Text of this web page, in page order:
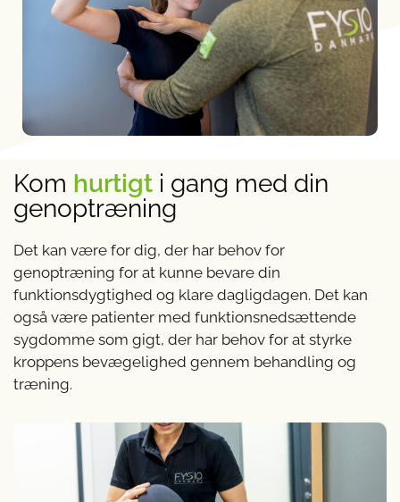
Kom hurtigt i gang med din
genoptræning
Det kan være for dig, der har behov for
genoptræning for at kunne bevare din
funktionsdygtighed og klare dagligdagen. Det kan
også være patienter med funktionsnedsættende
sygdomme som gigt, der har behov for at styrke
kroppens bevægelighed gennem behandling og
træning.